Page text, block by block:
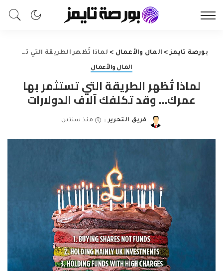
بورصة تايمز> المال والأعمال > لماذا تُظهر الطريقة التي تستثمر بها عمرك… وقد تكلفك آلاف الدولارات
المال والأعمال
لماذا تُظهر الطريقة التي تستثمر بها
عمرك… وقد تكلفك آلاف الدولارات
Posted
فريق التحرير منذ سنتين